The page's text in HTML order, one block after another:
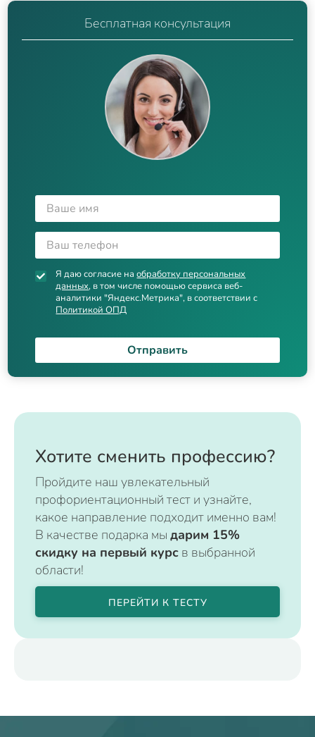
Бесплатная консультация
Я даю согласие наобработку персональных
данных, в том числе помощью сервиса веб-
аналитики "Яндекс.Метрика", в соответствии с
Политикой ОПД
Отправить
Хотите сменить профессию?
Пройдите наш увлекательный
профориентационный тест и узнайте,
какое направление подходит именно вам!
В качестве подарка мы дарим 15%
скидку на первый курс в выбранной
области!
ПЕРЕЙТИ К ТЕСТУ